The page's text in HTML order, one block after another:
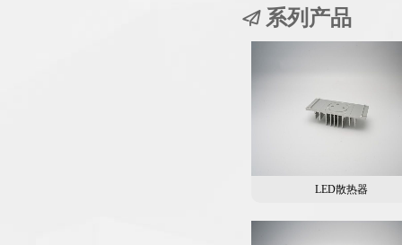
系列产品
LED散热器